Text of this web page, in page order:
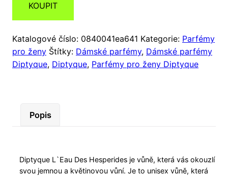
KOUPIT
Katalogové číslo: 0840041ea641 Kategorie: Parfémy
pro ženy Štítky: Dámské parfémy, Dámské parfémy
Diptyque, Diptyque, Parfémy pro ženy Diptyque
Popis
Diptyque L`Eau Des Hesperides je vůně, která vás okouzlí
svou jemnou a květinovou vůní. Je to unisex vůně, která